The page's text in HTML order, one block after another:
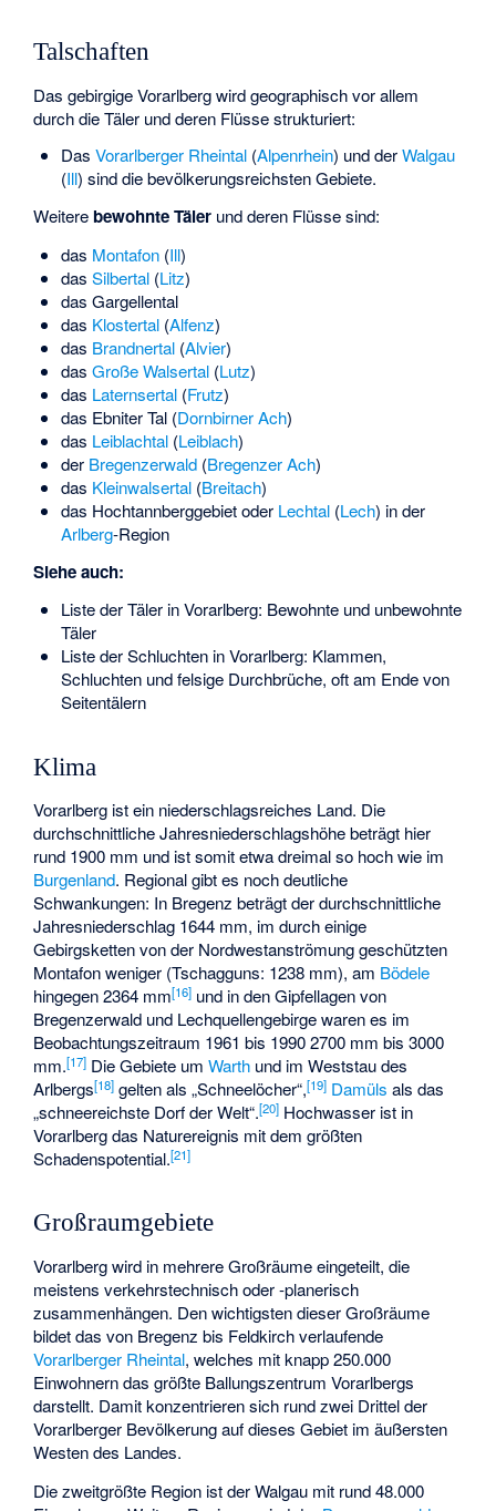
Talschaften
Das gebirgige Vorarlberg wird geographisch vor allem
durch die Täler und deren Flüsse strukturiert:
Das Vorarlberger Rheintal(Alpenrhein) und derWalgau
(Ill) sind die bevölkerungsreichsten Gebiete.
Weiterebewohnte Täler und deren Flüsse sind:
das Montafon(Ill)
das Silbertal(Litz)
das Gargellental
das Klostertal(Alfenz)
das Brandnertal(Alvier)
das Große Walsertal(Lutz)
das Laternsertal(Frutz)
das Ebniter Tal(Dornbirner Ach)
das Leiblachtal(Leiblach)
der Bregenzerwald(Bregenzer Ach)
das Kleinwalsertal(Breitach)
das Hochtannberggebietoder Lechtal(Lech) in der
Arlberg-Region
Siehe auch:
Liste der Täler in Vorarlberg: Bewohnte und unbewohnte
Täler
Liste der Schluchten in Vorarlberg: Klammen,
Schluchten und felsige Durchbrüche, oft am Ende von
Seitentälern
Klima
Vorarlberg ist ein niederschlagsreiches Land. Die
durchschnittliche Jahresniederschlagshöhe beträgt hier
rund 1900 mm und ist somit etwa dreimal so hoch wie im
Burgenland. Regional gibt es noch deutliche
Schwankungen: In Bregenz beträgt der durchschnittliche
Jahresniederschlag 1644 mm, im durch einige
Gebirgsketten von der Nordwestanströmung geschützten
Montafon weniger (Tschagguns: 1238 mm), am Bödele
hingegen 2364 mm[16] und in den Gipfellagen von
Bregenzerwald und Lechquellengebirge waren es im
Beobachtungszeitraum 1961 bis 1990 2700 mm bis 3000
mm.[17] Die Gebiete umWarth und im Weststau des
Arlbergs[18] gelten als „Schneelöcher“,[19] Damüls als das
„schneereichste Dorf der Welt“.[20] Hochwasser ist in
Vorarlberg das Naturereignis mit dem größten
Schadenspotential.[21]
Großraumgebiete
Vorarlberg wird in mehrere Großräume eingeteilt, die
meistens verkehrstechnisch oder -planerisch
zusammenhängen. Den wichtigsten dieser Großräume
bildet das von Bregenz bis Feldkirch verlaufende
Vorarlberger Rheintal, welches mit knapp 250.000
Einwohnern das größte Ballungszentrum Vorarlbergs
darstellt. Damit konzentrieren sich rund zwei Drittel der
Vorarlberger Bevölkerung auf dieses Gebiet im äußersten
Westen des Landes.
Die zweitgrößte Region ist der Walgau mit rund 48.000